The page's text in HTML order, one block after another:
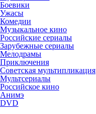
Боевики
Ужасы
Комедии
Музыкальное кино
Российские сериалы
Зарубежные сериалы
Мелодрамы
Приключения
Советская мультипликация
Мультсериалы
Российское кино
Анимэ
DVD